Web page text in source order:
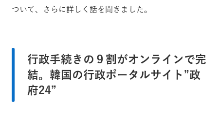
ついて、さらに詳しく話を聞きました。
行政手続きの９割がオンラインで完
結。韓国の行政ポータルサイト”政
府24”